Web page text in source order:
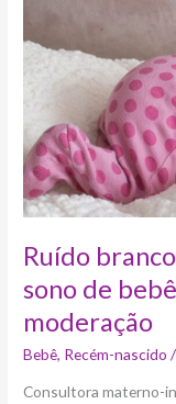
Ruído
sono de
moderação
Bebê, Recém-nascido
Consultora materno-
sono
de
bebês
deve
ser
usada
com
moderação